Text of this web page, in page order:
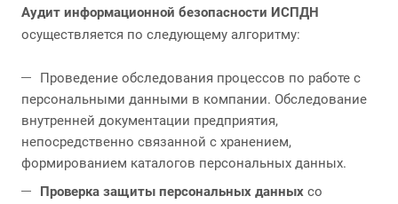
Аудит информационной безопасности ИСПДН
осуществляется по следующему алгоритму:
Проведение обследования процессов по работе с
персональными данными в компании. Обследование
внутренней документации предприятия,
непосредственно связанной с хранением,
формированием каталогов персональных данных.
Проверка защиты персональных данных со